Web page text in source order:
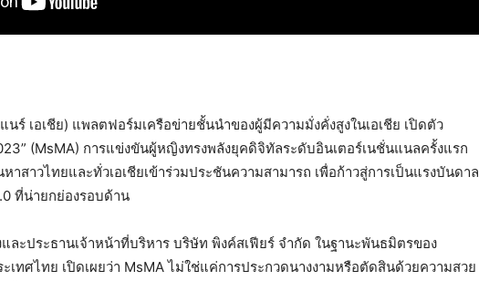
นร์ เอเชีย) แพลตฟอร์มเครือข่ายชั้นนำของผู้มีความมั่งคั่งสูงในเอเชีย เปิดตัว
(MsMA) การแข่งขันผู้หญิงทรงพลังยุคดิจิทัลระดับอินเตอร์เนชั่นแนลครั้งแรก
าสาวไทยและทั่วเอเชียเข้าร่วมประชันความสามารถ เพื่อก้าวสู่การเป็นแรงบันดาล
ที่น่ายกย่องรอบด้าน
ละประธานเจ้าหน้าที่บริหาร บริษัท พิงค์สเฟียร์ จำกัด ในฐานะพันธมิตรของ
เทศไทย เปิดเผยว่า MsMAไม่ใช่แค่การประกวดนางงามหรือตัดสินด้วยความสวย